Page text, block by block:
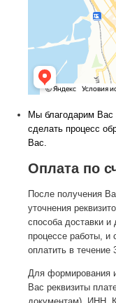
Мы благодарим Вас
сделать процесс
Вас.
Оплата по
После получения
уточнения
способа доставки и
процессе работы, и
оплатить в течение
Для формирования
Вас реквизиты
документам), ИНН,